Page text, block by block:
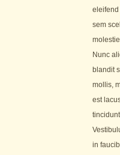
eleifend
sem
Nunc
blandit
mollis,
est
in